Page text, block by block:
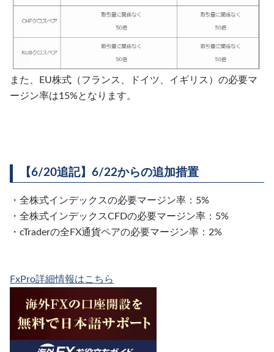
また、EU株式（フランス、ドイツ、イギリス）の必要マ
ージン率は15%となります。
【6/20追記】6/22からの追加措置
・全株式インデックスの必要マージン率：5%
・全株式インデックスCFDの必要マージン率：5%
・cTraderの全FX通貨ペアの必要マージン率：2%
FxPro詳細情報はこちら